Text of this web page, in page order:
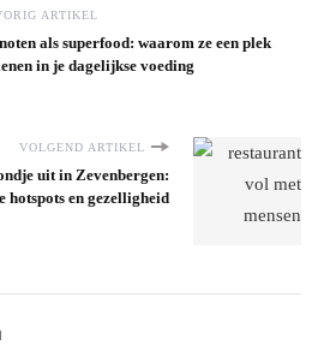
ARTIKEL
als superfood: waarom ze een plek
in je dagelijkse voeding
VOLGEND ARTIKEL
uit in Zevenbergen:
hotspots en gezelligheid